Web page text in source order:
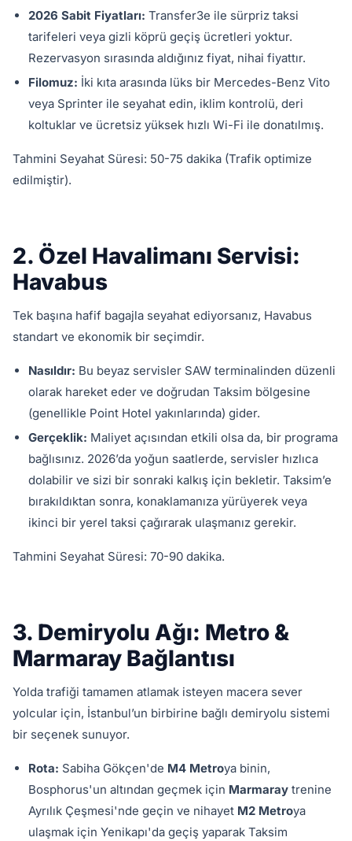
2026 Sabit Fiyatları: Transfer3e ile sürpriz taksi
tarifeleri veya gizli köprü geçiş ücretleri yoktur.
Rezervasyon sırasında aldığınız fiyat, nihai fiyattır.
Filomuz: İki kıta arasında lüks bir Mercedes-Benz Vito
veya Sprinter ile seyahat edin, iklim kontrolü, deri
koltuklar ve ücretsiz yüksek hızlı Wi-Fi ile donatılmış.
Tahmini Seyahat Süresi: 50-75 dakika (Trafik optimize
edilmiştir).
2. Özel Havalimanı Servisi:
Havabus
Tek başına hafif bagajla seyahat ediyorsanız, Havabus
standart ve ekonomik bir seçimdir.
Nasıldır: Bu beyaz servisler SAW terminalinden düzenli
olarak hareket eder ve doğrudan Taksim bölgesine
(genellikle Point Hotel yakınlarında) gider.
Gerçeklik: Maliyet açısından etkili olsa da, bir programa
bağlısınız. 2026’da yoğun saatlerde, servisler hızlıca
dolabilir ve sizi bir sonraki kalkış için bekletir. Taksim’e
bırakıldıktan sonra, konaklamanıza yürüyerek veya
ikinci bir yerel taksi çağırarak ulaşmanız gerekir.
Tahmini Seyahat Süresi: 70-90 dakika.
3. Demiryolu Ağı: Metro &
Marmaray Bağlantısı
Yolda trafiği tamamen atlamak isteyen macera sever
yolcular için, İstanbul’un birbirine bağlı demiryolu sistemi
bir seçenek sunuyor.
Rota: Sabiha Gökçen'de M4 Metroya binin,
Bosphorus'un altından geçmek için Marmaray trenine
Ayrılık Çeşmesi'nde geçin ve nihayet M2 Metroya
ulaşmak için Yenikapı'da geçiş yaparak Taksim